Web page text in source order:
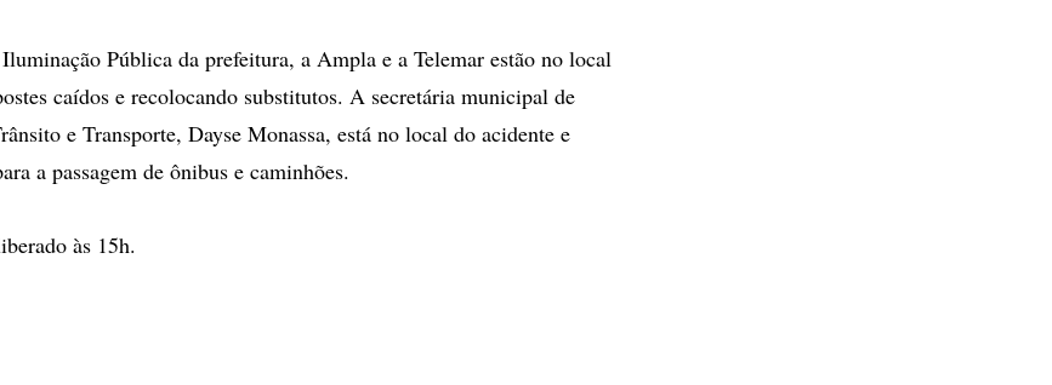
Pública da prefeitura, a Ampla e a Telemar estão no local
caídos e recolocando substitutos. A secretária municipal de
e Transporte, Dayse Monassa, está no local do acidente e
a passagem de ônibus e caminhões.
às 15h.